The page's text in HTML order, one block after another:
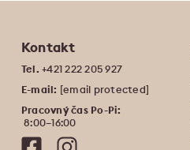
Kontakt
Tel. +421 222 205 927
E-mail: [email protected]
Pracovný čas Po-Pi:
‍ 8:00–16:00